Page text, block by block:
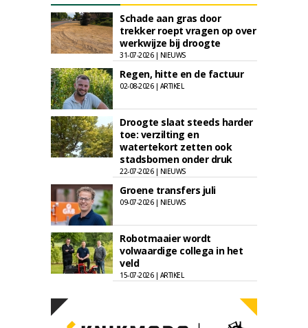
Schade aan gras door
trekker roept vragen op over
werkwijze bij droogte
31-07-2026 | NIEUWS
Regen, hitte en de factuur
02-08-2026 | ARTIKEL
Droogte slaat steeds harder
toe: verzilting en
watertekort zetten ook
stadsbomen onder druk
22-07-2026 | NIEUWS
Groene transfers juli
09-07-2026 | NIEUWS
Robotmaaier wordt
volwaardige collega in het
veld
15-07-2026 | ARTIKEL